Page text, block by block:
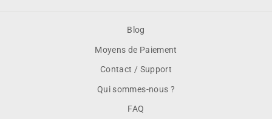
Blog
Moyens de Paiement
Contact / Support
Qui sommes-nous ?
FAQ